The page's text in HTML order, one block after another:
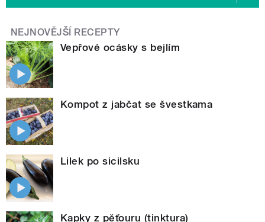
NEJNOVĚJŠÍ RECEPTY
Vepřové ocásky s bejlím
Kompot z jabčat se švestkama
Lilek po sicilsku
Kapky z pěťouru (tinktura)